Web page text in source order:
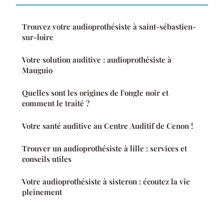
Trouvez votre audioprothésiste à saint-sébastien-
sur-loire
Votre solution auditive : audioprothésiste à
Mauguio
Quelles sont les origines de l'ongle noir et
comment le traité ?
Votre santé auditive au Centre Auditif de Cenon !
Trouver un audioprothésiste à lille : services et
conseils utiles
Votre audioprothésiste à sisteron : écoutez la vie
pleinement